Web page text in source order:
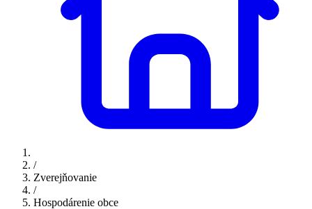
/
Zverejňovanie
/
Hospodárenie obce